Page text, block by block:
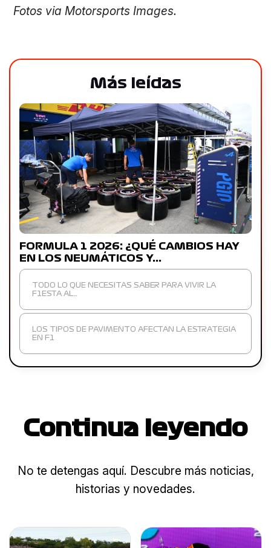
Fotos via Motorsports Images.
Más leídas
FORMULA 1 2026: ¿QUÉ CAMBIOS HAY
EN LOS NEUMÁTICOS Y…
TODO LO QUE NECESITAS SABER PARA VIVIR LA
F1ESTA AL…
LOS TIPOS DE PAVIMENTO AFECTAN LA ESTRATEGIA
EN F1
Continua leyendo
No te detengas aquí. Descubre más noticias,
historias y novedades.